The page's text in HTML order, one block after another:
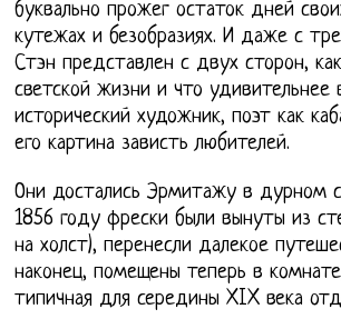
буквально прожег остаток дней
кутежах и безобразиях. И даже с
Стэн представлен с двух сторон,
светской жизни и что удивительнее
исторический художник, поэт как
его картина зависть любителей.
Они достались Эрмитажу в дурном
1856 году фрески были вынуты из
на холст), перенесли далекое
наконец, помещены теперь в
типичная для середины XIX века